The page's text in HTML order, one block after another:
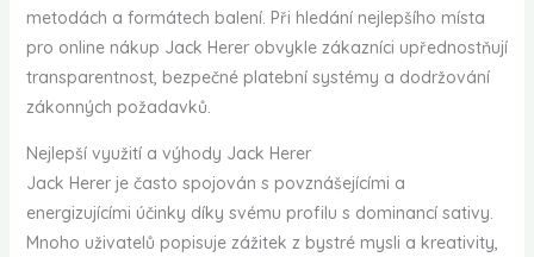
metodách a formátech balení. Při hledání nejlepšího místa
pro online nákup Jack Herer obvykle zákazníci upřednostňují
transparentnost, bezpečné platební systémy a dodržování
zákonných požadavků.
Nejlepší využití a výhody Jack Herer
Jack Herer je často spojován s povznášejícími a
energizujícími účinky díky svému profilu s dominancí sativy.
Mnoho uživatelů popisuje zážitek z bystré mysli a kreativity,